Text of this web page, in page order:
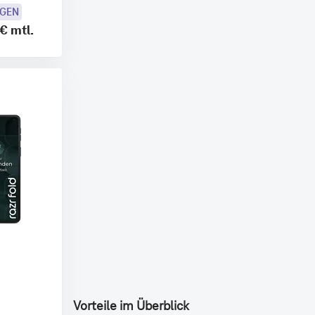
mtl.
Vorteile im Überblick